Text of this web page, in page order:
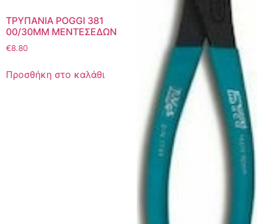
ΤΡΥΠΑΝΙΑ POGGI 381
00/30ΜΜ ΜΕΝΤΕΣΕΔΩΝ
€8.80
Προσθήκη στο καλάθι